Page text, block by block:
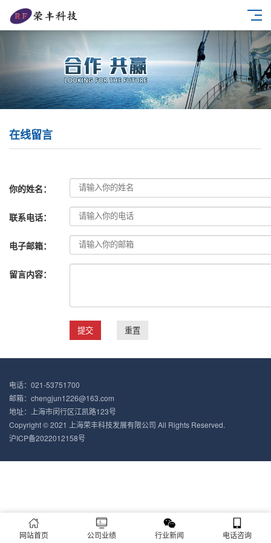
在线留言
你的姓名：
联系电话：
电子邮箱：
留言内容：
电话：021-53751700
邮箱：chengjun1226@163.com
地址：上海市闵行区江凯路123号
Copyright © 2021 上海荣丰科技发展有限公司 All Rights Reserved.
沪ICP备2022012158号
网站首页 公司业绩 行业新闻 电话咨询